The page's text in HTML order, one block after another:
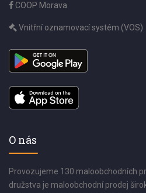
COOP Morava
Vnitřní oznamovací systém (VOS)
O nás
Provozujeme 130 maloobchodních
družstva je maloobchodní prodej